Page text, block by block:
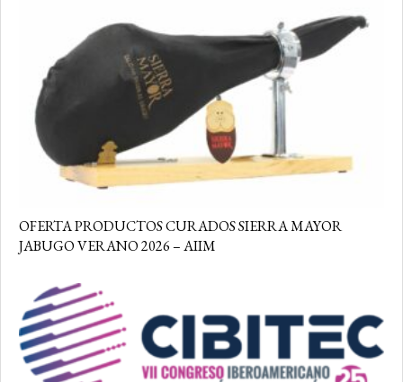
OFERTA PRODUCTOS CURADOS SIERRA MAYOR
JABUGO VERANO 2026 – AIIM